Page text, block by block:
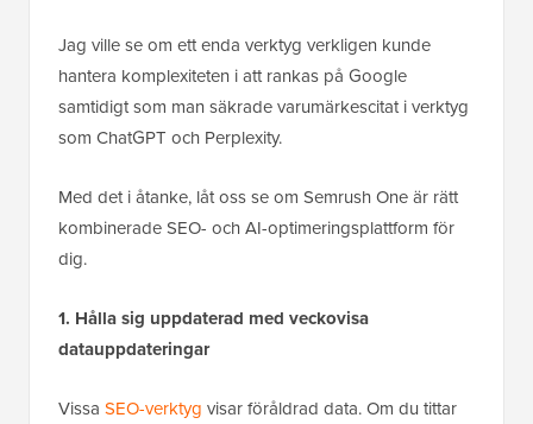
Jag ville se om ett enda verktyg verkligen kunde
hantera komplexiteten i att rankas på Google
samtidigt som man säkrade varumärkescitat i verktyg
som ChatGPT och Perplexity.
Med det i åtanke, låt oss se om Semrush One är rätt
kombinerade SEO- och AI-optimeringsplattform för
dig.
1. Hålla sig uppdaterad med veckovisa
datauppdateringar
Vissa SEO-verktyg visar föråldrad data. Om du tittar